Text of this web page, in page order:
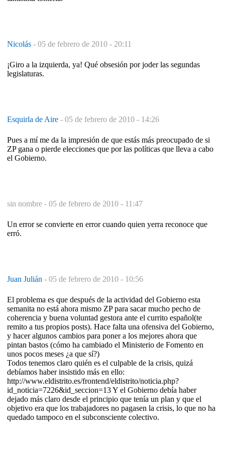
Nicolás - 05 de febrero de 2010 - 20:11
¡Giro a la izquierda, ya! Qué obsesión por joder las segundas
legislaturas.
Esquirla de Aire - 05 de febrero de 2010 - 14:26
Pues a mí me da la impresión de que estás más preocupado de si
ZP gana o pierde elecciones que por las políticas que lleva a cabo
el Gobierno.
sin nombre - 05 de febrero de 2010 - 11:47
Un error se convierte en error cuando quien yerra reconoce que
erró.
Juan Julián - 05 de febrero de 2010 - 10:56
El problema es que después de la actividad del Gobierno esta
semanita no está ahora mismo ZP para sacar mucho pecho de
coherencia y buena voluntad gestora ante el currito español(te
remito a tus propios posts). Hace falta una ofensiva del Gobierno,
y hacer algunos cambios para poner a los mejores ahora que
pintan bastos (cómo ha cambiado el Ministerio de Fomento en
unos pocos meses ¿a que sí?)
Todos tenemos claro quién es el culpable de la crisis, quizá
debíamos haber insistido más en ello:
http://www.eldistrito.es/frontend/eldistrito/noticia.php?
id_noticia=7226&id_seccion=13 Y el Gobierno debía haber
dejado más claro desde el principio que tenía un plan y que el
objetivo era que los trabajadores no pagasen la crisis, lo que no ha
quedado tampoco en el subconsciente colectivo.